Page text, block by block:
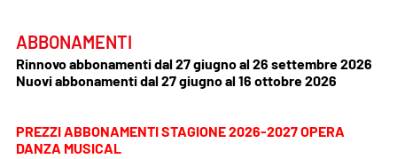
ABBONAMENTI
Rinnovo abbonamenti dal 27 giugno al 26 settembre 2026
Nuovi abbonamenti dal 27 giugno al 16 ottobre 2026
PREZZI ABBONAMENTI STAGIONE 2026-2027 OPERA
DANZA MUSICAL